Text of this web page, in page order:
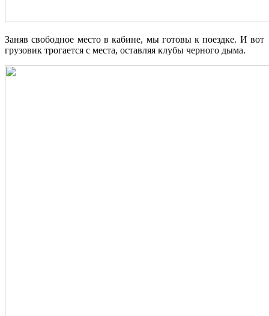
Заняв свободное место в кабине, мы готовы к поездке. И вот
грузовик трогается с места, оставляя клубы черного дыма.